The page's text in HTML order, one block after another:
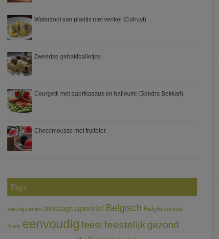
Waterzooi van pladijs met venkel (Colruyt)
Zweedse gehaktballetjes
Courgetti met paprikasaus en halloumi (Sandra Bekkari)
Chocomousse met fruitbier
Tags
aardappelen alledaags aperitief Belgisch België cocktail
drank eenvoudigfeestfeestelijk gezond